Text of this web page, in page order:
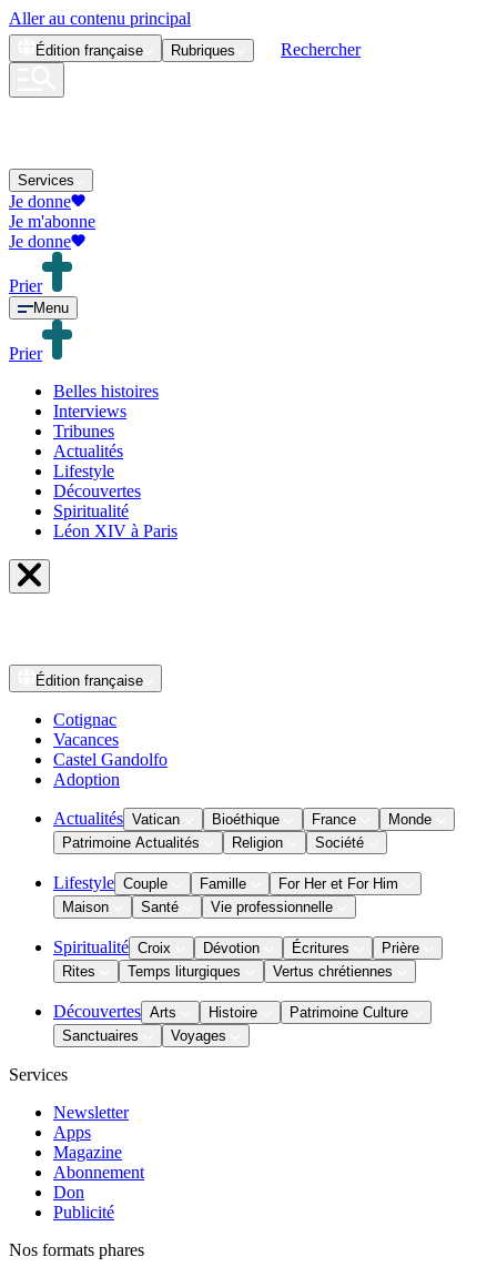
Aller au contenu principal
Édition française Rubriques Rechercher
Services
Je donne
Je m'abonne
Je donne
Prier
Menu
Prier
Belles histoires
Interviews
Tribunes
Actualités
Lifestyle
Découvertes
Spiritualité
Léon XIV à Paris
Édition française
Cotignac
Vacances
Castel Gandolfo
Adoption
Actualités Vatican Bioéthique France
Monde
Patrimoine Actualités
Religion Société
Lifestyle Couple Famille
For Her et For Him
Maison
Santé Vie professionnelle
Spiritualité Croix Dévotion Écritures
Prière
Rites
Temps liturgiques Vertus chrétiennes
Découvertes Arts Histoire
Patrimoine Culture
Sanctuaires
Voyages
Services
Newsletter
Apps
Magazine
Abonnement
Don
Publicité
Nos formats phares